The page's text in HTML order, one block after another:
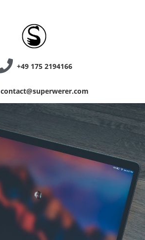
+49 175 2194166
contact@superwerer.com